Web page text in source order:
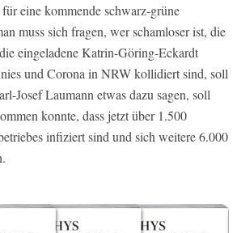
eine kommende schwarz-grüne
muss sich fragen, wer schamloser ist, die
eingeladene Katrin-Göring-Eckardt
und Corona in NRW kollidiert sind, soll
Josef Laumann etwas dazu sagen, soll
konnte, dass jetzt über 1.500
infiziert sind und sich weitere 6.000